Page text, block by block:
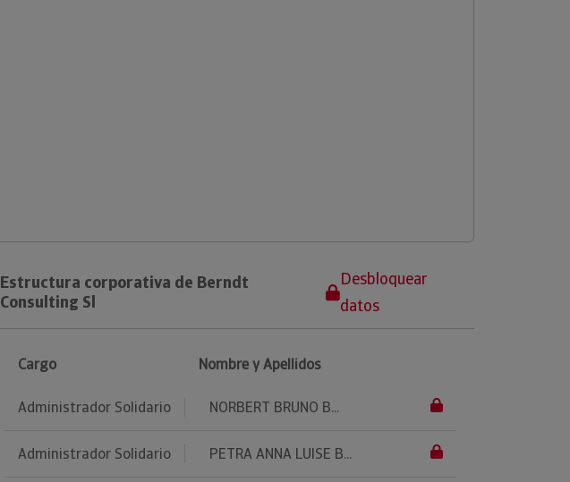
Estructura corporativa de Berndt
Consulting Sl
Desbloquear
datos
Cargo Nombre y Apellidos
Administrador Solidario NORBERT BRUNO B...
Administrador Solidario PETRA ANNA LUISE B...